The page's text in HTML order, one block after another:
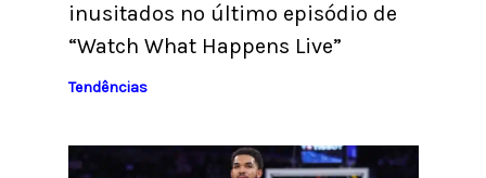
inusitados no último episódio de
“Watch What Happens Live”
Tendências